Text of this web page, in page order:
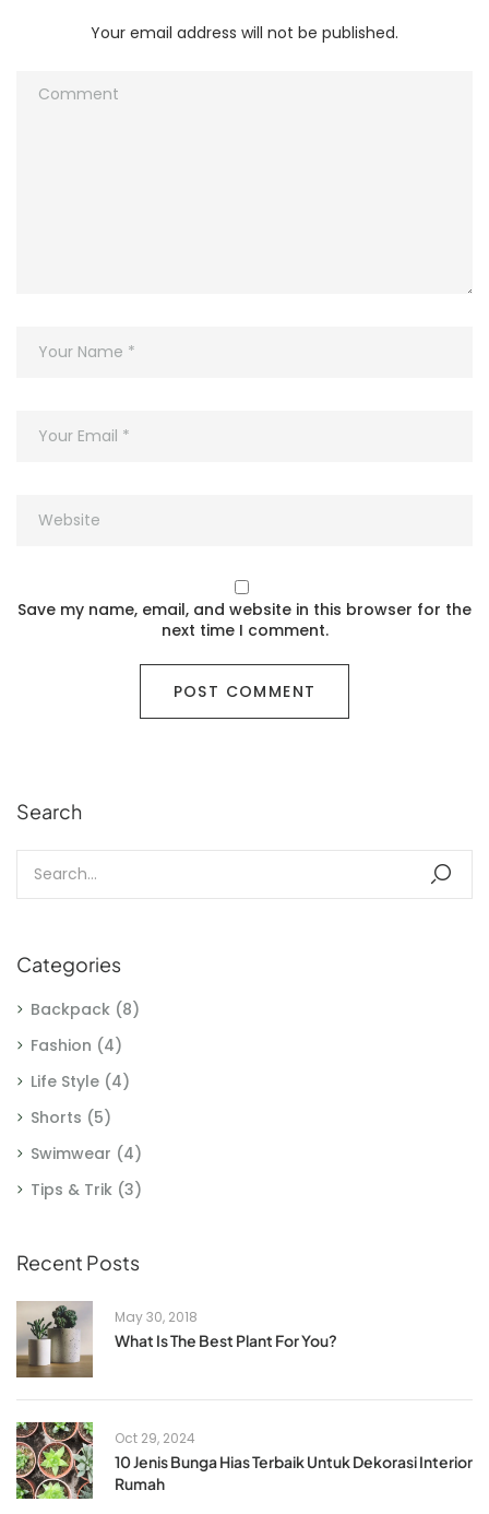
Search
Categories
Backpack (8)
Fashion (4)
Life Style (4)
Shorts (5)
Swimwear (4)
Tips & Trik (3)
Recent Posts
May 30, 2018
What Is The Best Plant For You?
Oct 29, 2024
10 Jenis Bunga Hias Terbaik Untuk Dekorasi Interior
Rumah
Your email address will not be published.
Save my name, email, and website in this browser for the
next time I comment.